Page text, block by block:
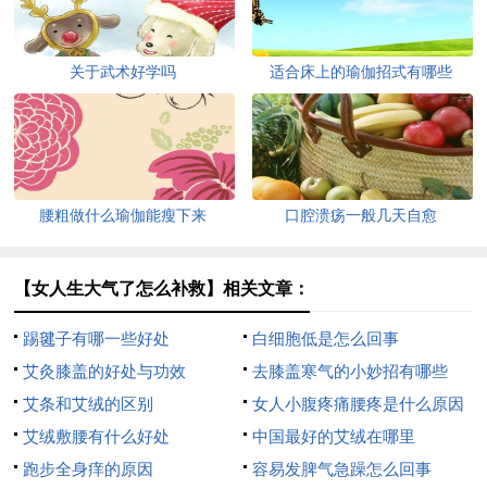
关于武术好学吗 适合床上的瑜伽招式有哪些
腰粗做什么瑜伽能瘦下来 口腔溃疡一般几天自愈
【女人生大气了怎么补救】相关文章：
踢毽子有哪一些好处
白细胞低是怎么回事
艾灸膝盖的好处与功效
去膝盖寒气的小妙招有哪些
艾条和艾绒的区别
女人小腹疼痛腰疼是什么原因
艾绒敷腰有什么好处
中国最好的艾绒在哪里
跑步全身痒的原因
容易发脾气急躁怎么回事